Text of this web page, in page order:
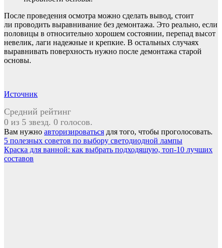
После проведения осмотра можно сделать вывод, стоит
ли проводить выравнивание без демонтажа. Это реально, если
половицы в относительно хорошем состоянии, перепад высот
невелик, лаги надежные и крепкие. В остальных случаях
выравнивать поверхность нужно после демонтажа старой
основы.
Источник
Средний рейтинг
0 из 5 звезд. 0 голосов.
Вам нужно авторизироваться для того, чтобы проголосовать.
Навигация
по
5 полезных советов по выбору светодиодной лампы
Краска для ванной: как выбрать подходящую, топ-10 лучших
составов